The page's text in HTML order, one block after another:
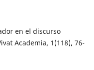
en el discurso
Academia, 1(118), 76-